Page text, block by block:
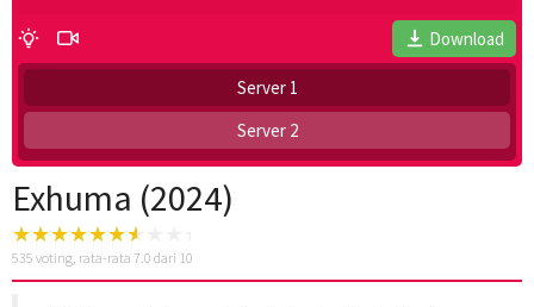
Download
Server 1
Server 2
Exhuma (2024)
535 voting, rata-rata 7.0 dari 10